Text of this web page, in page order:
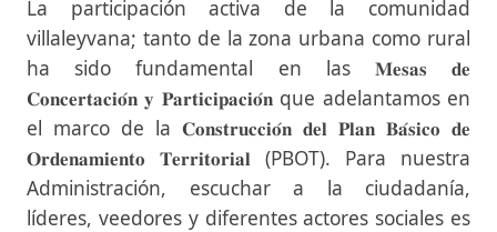
La participación activa de la comunidad
villaleyvana; tanto de la zona urbana como rural
ha sido fundamental en las 𝐌𝐞𝐬𝐚𝐬 𝐝𝐞
𝐂𝐨𝐧𝐜𝐞𝐫𝐭𝐚𝐜𝐢𝐨́𝐧 𝐲 𝐏𝐚𝐫𝐭𝐢𝐜𝐢𝐩𝐚𝐜𝐢𝐨́𝐧 que adelantamos en
el marco de la 𝐂𝐨𝐧𝐬𝐭𝐫𝐮𝐜𝐜𝐢𝐨́𝐧 𝐝𝐞𝐥 𝐏𝐥𝐚𝐧 𝐁𝐚́𝐬𝐢𝐜𝐨 𝐝𝐞
𝐎𝐫𝐝𝐞𝐧𝐚𝐦𝐢𝐞𝐧𝐭𝐨 𝐓𝐞𝐫𝐫𝐢𝐭𝐨𝐫𝐢𝐚𝐥 (PBOT). Para nuestra
Administración, escuchar a la ciudadanía,
líderes, veedores y diferentes actores sociales es